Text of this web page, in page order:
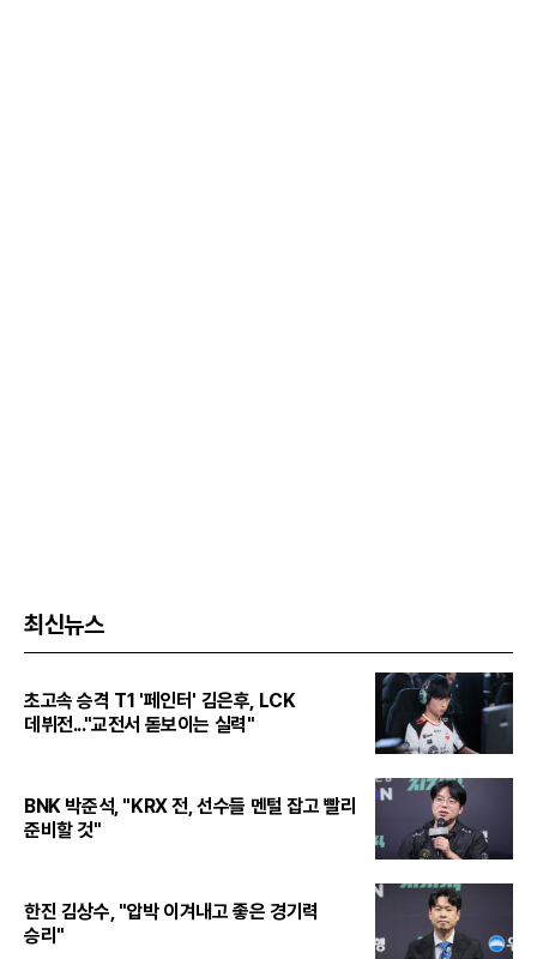
최신뉴스
초고속 승격 T1 '페인터' 김은후, LCK
데뷔전..."교전서 돋보이는 실력"
BNK 박준석, "KRX 전, 선수들 멘털 잡고 빨리
준비할 것"
한진 김상수, "압박 이겨내고 좋은 경기력
승리"